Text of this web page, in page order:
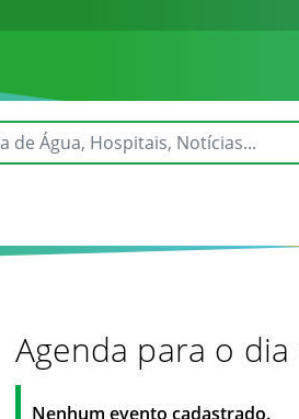
Agenda para o dia
Nenhum evento cadastrado.